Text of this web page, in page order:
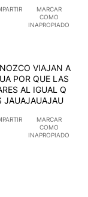
MARCAR
COMO
INAPROPIADO
VIAJAN A
POR QUE LAS
AL IGUAL Q
JAUAJAUAJAU
MARCAR
COMO
INAPROPIADO